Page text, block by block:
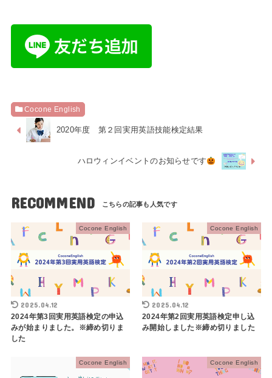
Cocone English
2020年度 第２回実用英語技能検定結果
ハロウィンイベントのお知らせです
RECOMMEND
Cocone English
2025.04.12
2024年第3回実用英語検定の申込
みが始まりました。※締め切りま
した
Cocone English
2025.04.12
2024年第2回実用英語検定申し込
み開始しました※締め切りました
Cocone English Cocone English